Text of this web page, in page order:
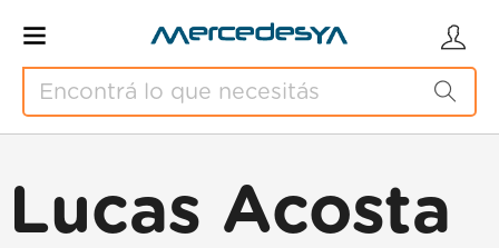
Lucas Acosta